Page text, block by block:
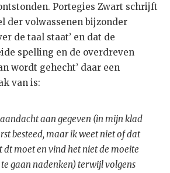
Portegies Zwart schrijft
der volwassenen bijzonder
de taal staat’ en dat de
spelling en de overdreven
wordt gehecht’ daar een
van is:
aan gegeven (in mijn klad
besteed, maar ik weet niet of dat
dt moet en vind het niet de moeite
gaan nadenken) terwijl volgens